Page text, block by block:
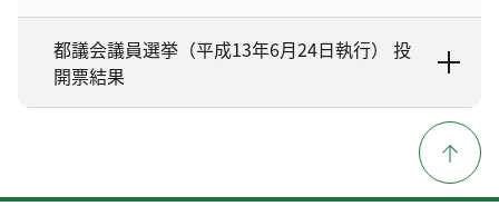
都議会議員選挙（平成13年6月24日執行） 投
開票結果